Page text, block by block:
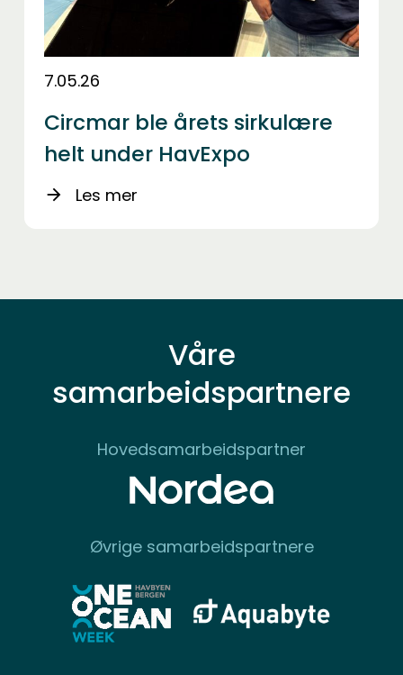
7.05.26
Circmar ble årets sirkulære
helt under HavExpo
arrow_forward Les mer
Våre
samarbeidspartnere
Hovedsamarbeidspartner
Øvrige samarbeidspartnere